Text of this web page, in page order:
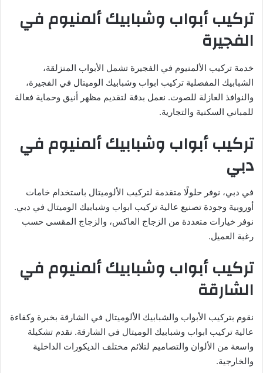
تركيب أبواب وشبابيك ألمنيوم في
الفجيرة
خدمة تركيب الألمنيوم في الفجيرة تشمل الأبواب المنزلقة،
الشبابيك المفصلية تركيب ابواب وشبابيك الوميتال في الفجيرة،
والنوافذ العازلة للصوت. نعمل بدقة لتقديم مظهر أنيق وحماية فعالة
للمباني السكنية والتجارية.
تركيب أبواب وشبابيك ألمنيوم في
دبي
في دبي، نوفر حلولًا متقدمة لتركيب الألوميتال باستخدام خامات
أوروبية وجودة تصنيع عالية تركيب ابواب وشبابيك الوميتال في دبي.
نوفر خيارات متعددة من الزجاج العاكس، والزجاج المقسى حسب
رغبة العميل.
تركيب أبواب وشبابيك ألمنيوم في
الشارقة
نقوم بتركيب الأبواب والشبابيك الألوميتال في الشارقة بخبرة وكفاءة
عالية تركيب ابواب وشبابيك الوميتال في الشارقة. نقدم تشكيلة
واسعة من الألوان والتصاميم لتلائم مختلف الديكورات الداخلية
والخارجية.